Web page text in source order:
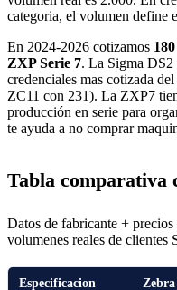
categoria, el volumen define
En 2024-2026 cotizamos
ZXP Serie 7. La Sigma DS2
credenciales mas cotizada
ZC11 con 231). La ZXP7
producción en serie para
te ayuda a no comprar
Tabla comparativa
Datos de fabricante +
volumenes reales de
Especificacion